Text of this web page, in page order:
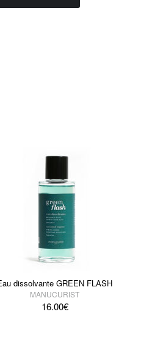
dissolvante GREEN FLASH
MANUCURIST
16.00€